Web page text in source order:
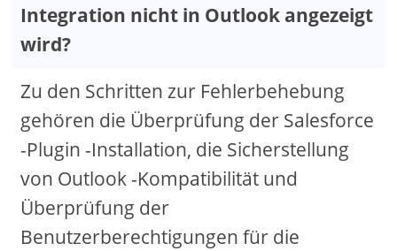
Integration nicht in Outlook angezeigt
wird?
Zu den Schritten zur Fehlerbehebung
gehören die Überprüfung der Salesforce
-Plugin -Installation, die Sicherstellung
von Outlook -Kompatibilität und
Überprüfung der
Benutzerberechtigungen für die